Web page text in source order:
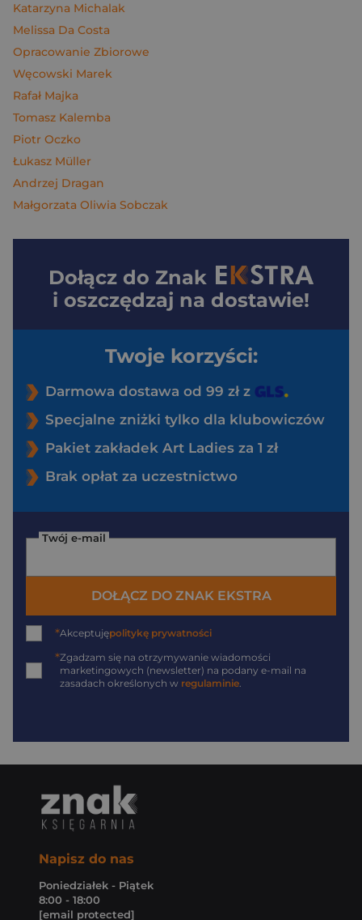
Katarzyna Michalak
Melissa Da Costa
Opracowanie Zbiorowe
Węcowski Marek
Rafał Majka
Tomasz Kalemba
Piotr Oczko
Łukasz Müller
Andrzej Dragan
Małgorzata Oliwia Sobczak
Dołącz do Znak
i oszczędzaj na dostawie!
Twoje korzyści:
Darmowa dostawa od 99 zł z
Specjalne zniżki tylko dla klubowiczów
Pakiet zakładek Art Ladies za 1 zł
Brak opłat za uczestnictwo
Twój e-mail
DOŁĄCZ DO ZNAK EKSTRA
*Akceptujępolitykę prywatności
*Zgadzam się na otrzymywanie wiadomości
marketingowych (newsletter) na podany e-mail na
zasadach określonych w regulaminie.
Napisz do nas
Poniedziałek - Piątek
8:00 - 18:00
[email protected]